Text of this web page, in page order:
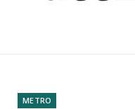
METRO